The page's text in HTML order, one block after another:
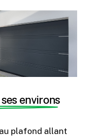
environs
plafond allant